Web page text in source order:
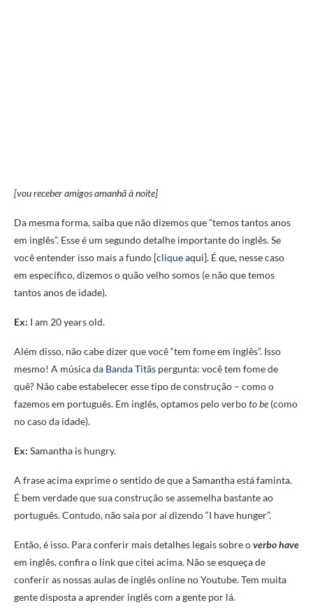
[vou receber amigos amanhã à noite]
Da mesma forma, saiba que não dizemos que “temos tantos anos
em inglês”. Esse é um segundo detalhe importante do inglês. Se
você entender isso mais a fundo [clique aqui]. É que, nesse caso
em específico, dizemos o quão velho somos (e não que temos
tantos anos de idade).
Ex: I am 20 years old.
Além disso, não cabe dizer que você “tem fome em inglês”. Isso
mesmo! A música da Banda Titãs pergunta: você tem fome de
quê? Não cabe estabelecer esse tipo de construção – como o
fazemos em português. Em inglês, optamos pelo verboto be (como
no caso da idade).
Ex: Samantha is hungry.
A frase acima exprime o sentido de que a Samantha está faminta.
É bem verdade que sua construção se assemelha bastante ao
português. Contudo, não saia por aí dizendo “I have hunger”.
Então, é isso. Para conferir mais detalhes legais sobre overbo have
em inglês, confira o link que citei acima. Não se esqueça de
conferir as nossas aulas de inglês online no Youtube. Tem muita
gente disposta a aprender inglês com a gente por lá.